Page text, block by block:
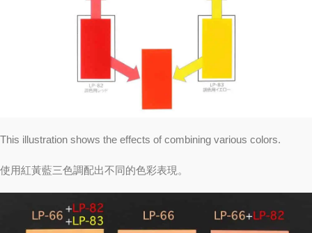
This illustration shows the effects of combining various colors.
使用紅黃藍三色調配出不同的色彩表現。